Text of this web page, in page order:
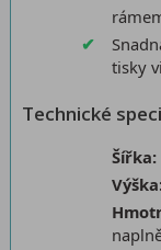
tisky
Technické
Šířka: